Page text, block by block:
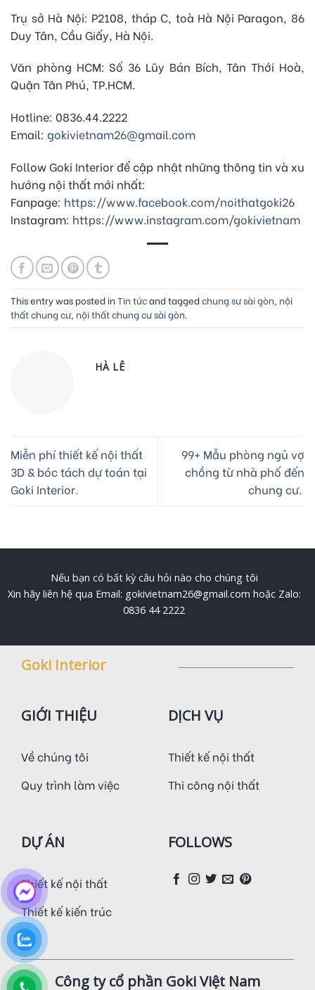
Trụ sở Hà Nội: P2108, tháp C, toà Hà Nội Paragon, 86
Duy Tân, Cầu Giấy, Hà Nội.
Văn phòng HCM: Số 36 Lũy Bán Bích, Tân Thới Hoà,
Quận Tân Phú, TP.HCM.
Hotline: 0836.44.2222
Email: gokivietnam26@gmail.com
Follow Goki Interior để cập nhật những thông tin và xu
hướng nội thất mới nhất:
Fanpage: https://www.facebook.com/noithatgoki26
Instagram: https://www.instagram.com/gokivietnam
This entry was posted in Tin tứcand tagged chung sư sài gòn, nội
thất chung cư, nội thất chung cư sài gòn.
HÀ LÊ
Miễn phí thiết kế nội thất
3D & bóc tách dự toán tại
Goki Interior.
99+ Mẫu phòng ngủ vợ
chồng từ nhà phố đến
chung cư.
Nếu bạn có bất kỳ câu hỏi nào cho chúng tôi
Xin hãy liên hệ qua Email: gokivietnam26@gmail.com hoặc Zalo:
0836 44 2222
Goki Interior
GIỚI THIỆU
Về chúng tôi
Quy trình làm việc
DỊCH VỤ
Thiết kế nội thất
Thi công nội thất
DỰ ÁN
Thiết kế nội thất
Thiết kế kiến trúc
FOLLOWS
Công ty cổ phần Goki Việt Nam